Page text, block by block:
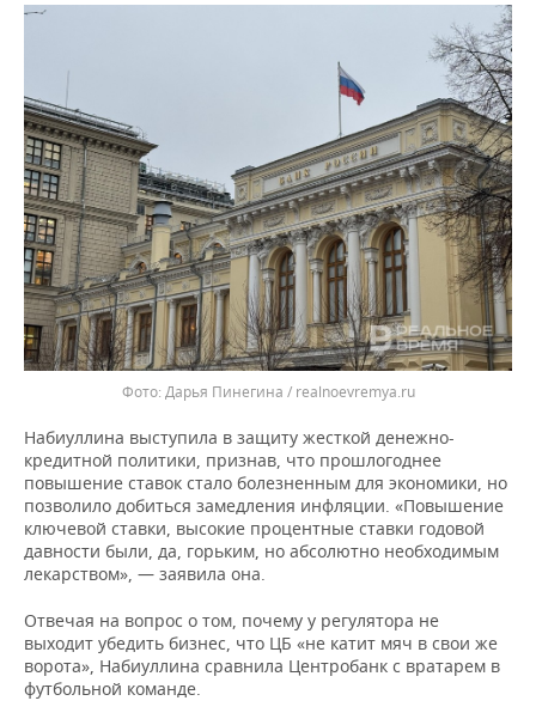
Дарья Пинегина / realnoevremya.ru
Набиуллина выступила в защиту жесткой денежно-
кредитной политики, признав, что прошлогоднее
повышение ставок стало болезненным для экономики, но
позволило добиться замедления инфляции. «Повышение
ключевой ставки, высокие процентные ставки годовой
давности были, да, горьким, но абсолютно необходимым
лекарством», — заявила она.
Отвечая на вопрос о том, почему у регулятора не
выходит убедить бизнес, что ЦБ «не катит мяч в свои же
ворота», Набиуллина сравнила Центробанк с вратарем в
футбольной команде.